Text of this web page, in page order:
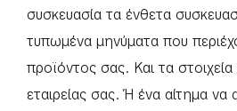
συσκευασία τα ένθετα
τυπωμένα μηνύματα που
προϊόντος σας. Και τα στοιχεία
εταιρείας σας. Ή ένα αίτημα να